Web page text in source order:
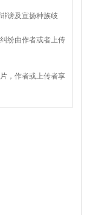
谤及宣扬种族歧
纷由作者或者上传
，作者或上传者享